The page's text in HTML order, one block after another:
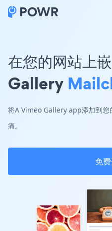
在您的网站上
Gallery
将A Vimeo Gallery app添加到
痛。
免